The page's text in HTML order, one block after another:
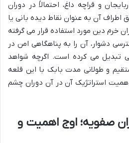
و قراچه داغ، احتمالاً در دوران
اطراف آن به عنوان نقاط دیده بانی یا
خرم دین مورد استفاده قرار می گرفته
دشوار، آن را به پناهگاهی امن در
تبدیل می کرده است. اگرچه شواهد
و طولانی مدت بابک با این قلعه
استراتژیک آن در آن دوران چشم
صفویه؛ اوج اهمیت و